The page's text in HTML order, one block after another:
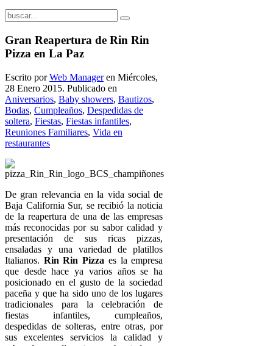
Gran Reapertura de Rin Rin
Pizza en La Paz
Escrito porWeb Manageren Miércoles,
28 Enero 2015. Publicado en
Aniversarios, Baby showers, Bautizos,
Bodas, Cumpleaños, Despedidas de
soltera, Fiestas, Fiestas infantiles,
Reuniones Familiares, Vida en
restaurantes
De gran relevancia en la vida social de
Baja California Sur, se recibió la noticia
de la reapertura de una de las empresas
más reconocidas por su sabor calidad y
presentación de sus ricas pizzas,
ensaladas y una variedad de platillos
Italianos. Rin Rin Pizza es la empresa
que desde hace ya varios años se ha
posicionado en el gusto de la sociedad
paceña y que ha sido uno de los lugares
tradicionales para la celebración de
fiestas infantiles, cumpleaños,
despedidas de solteras, entre otras, por
sus excelentes servicios la calidad y